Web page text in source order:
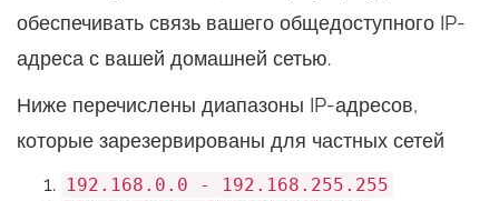
обеспечивать связь вашего общедоступного IP-
адреса с вашей домашней сетью.
Ниже перечислены диапазоны IP-адресов,
которые зарезервированы для частных сетей
192.168.0.0 - 192.168.255.255